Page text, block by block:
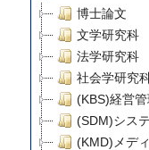
博士論文
文学研究科
法学研究科
社会学研究
(KBS)経営
(SDM)シス
(KMD)メデ